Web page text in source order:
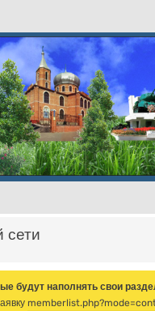
сети
будут наполнять свои